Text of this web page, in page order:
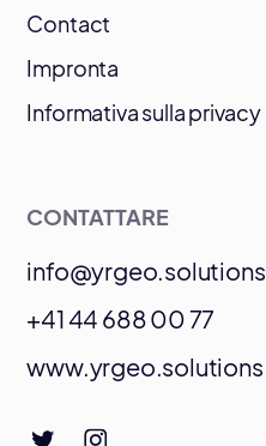
Contact
Impronta
Informativa sulla privacy
CONTATTARE
info@yrgeo.solutions
+41 44 688 00 77
www.yrgeo.solutions